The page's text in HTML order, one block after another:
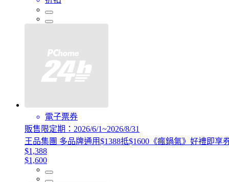
電子票券
販售限定期：2026/6/1~2026/8/31
王品集團 多品牌通用$1388抵$1600《瘋鍋氣》好禮即享
$1,388
$1,600